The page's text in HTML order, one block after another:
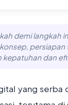
demi langkah
kepatuhan dan
yang